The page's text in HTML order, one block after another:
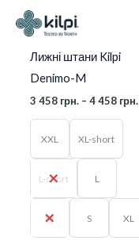
Лижні штани Kilpi
Denimo-M
3 458 грн. – 4 458 грн.
XXL XL-short
L-short L
M S XL